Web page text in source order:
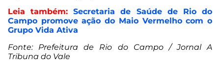
Leia também: Secretaria de Saúde de Rio do
Campo promove ação do Maio Vermelho com o
Grupo Vida Ativa
Fonte: Prefeitura de Rio do Campo / Jornal A
Tribuna do Vale